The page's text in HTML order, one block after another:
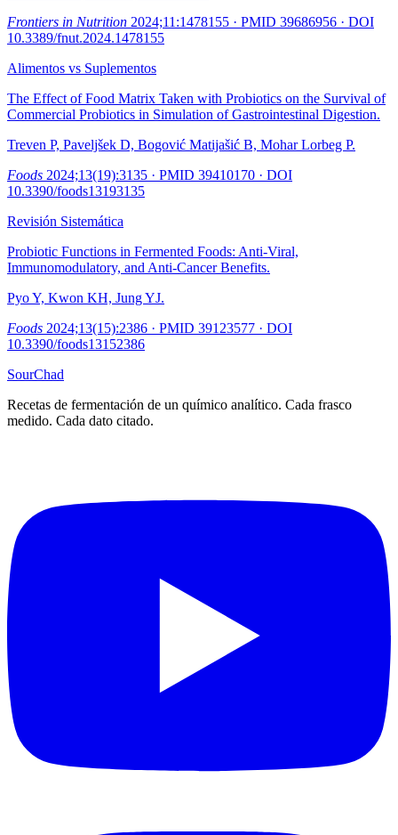
Frontiers in Nutrition 2024;11:1478155 · PMID 39686956 · DOI
10.3389/fnut.2024.1478155
Alimentos vs Suplementos
The Effect of Food Matrix Taken with Probiotics on the Survival of
Commercial Probiotics in Simulation of Gastrointestinal Digestion.
Treven P, Paveljšek D, Bogović Matijašić B, Mohar Lorbeg P.
Foods 2024;13(19):3135 · PMID 39410170 · DOI
10.3390/foods13193135
Revisión Sistemática
Probiotic Functions in Fermented Foods: Anti-Viral,
Immunomodulatory, and Anti-Cancer Benefits.
Pyo Y, Kwon KH, Jung YJ.
Foods 2024;13(15):2386 · PMID 39123577 · DOI
10.3390/foods13152386
SourChad
Recetas de fermentación de un químico analítico. Cada frasco
medido. Cada dato citado.